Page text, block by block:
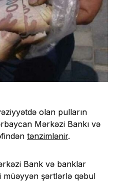
olan pulların
Mərkəzi Bankı və
tənzimlənir.
Bank və banklar
müəyyən şərtlərlə qəbul